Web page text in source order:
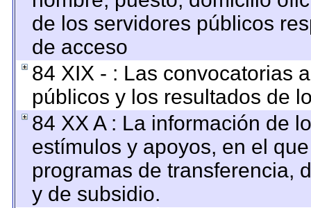
de los servidores públicos
de acceso
84 XIX - : Las convocatorias
públicos y los resultados de
84 XX A : La información de
estímulos y apoyos, en el
programas de transferencia,
y de subsidio.